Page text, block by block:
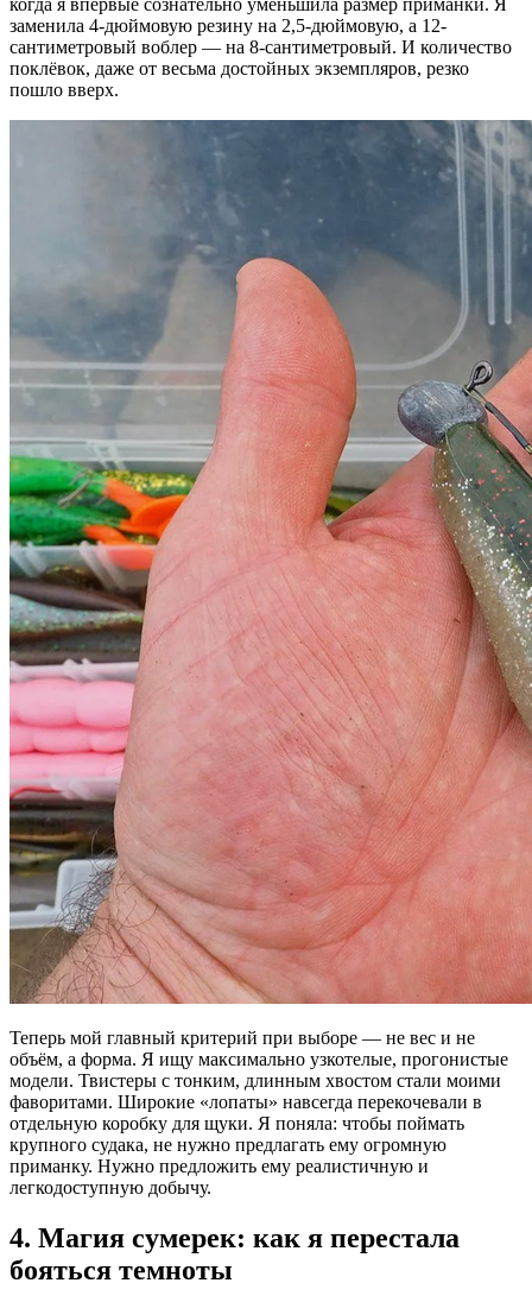
когда я впервые сознательно уменьшила размер приманки. Я
заменила 4-дюймовую резину на 2,5-дюймовую, а 12-
сантиметровый воблер — на 8-сантиметровый. И количество
поклёвок, даже от весьма достойных экземпляров, резко
пошло вверх.
Теперь мой главный критерий при выборе — не вес и не
объём, а форма. Я ищу максимально узкотелые, прогонистые
модели. Твистеры с тонким, длинным хвостом стали моими
фаворитами. Широкие «лопаты» навсегда перекочевали в
отдельную коробку для щуки. Я поняла: чтобы поймать
крупного судака, не нужно предлагать ему огромную
приманку. Нужно предложить ему реалистичную и
легкодоступную добычу.
4. Магия сумерек: как я перестала
бояться темноты